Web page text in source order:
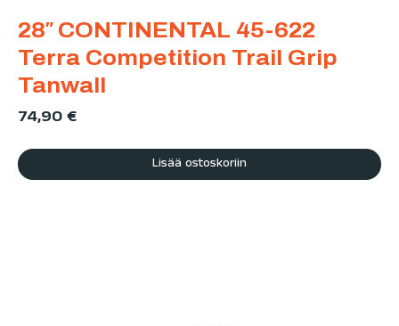
28″ CONTINENTAL 45-622
Terra Competition Trail Grip
Tanwall
74,90€
Lisää ostoskoriin